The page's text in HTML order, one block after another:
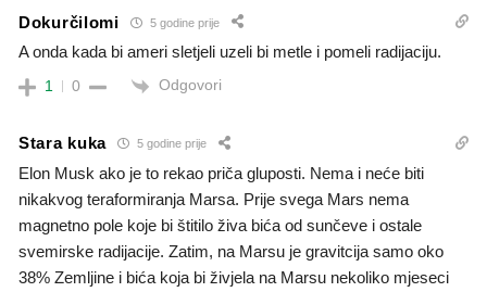
Dokurčilomi 5 godine prije
A onda kada bi ameri sletjeli uzeli bi metle i pomeli radijaciju.
1 0 Odgovori
Stara kuka 5 godine prije
Elon Musk ako je to rekao priča gluposti. Nema i neće biti
nikakvog teraformiranja Marsa. Prije svega Mars nema
magnetno pole koje bi štitilo živa bića od sunčeve i ostale
svemirske radijacije. Zatim, na Marsu je gravitcija samo oko
38% Zemljine i bića koja bi živjela na Marsu nekoliko mjeseci